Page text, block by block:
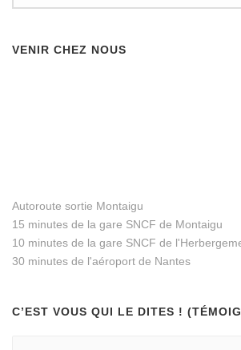
VENIR CHEZ NOUS
Autoroute sortie Montaigu
15 minutes de la gare SNCF de Montaigu
10 minutes de la gare SNCF de
30 minutes de l'aéroport de Nantes
C’EST VOUS QUI LE DITES !